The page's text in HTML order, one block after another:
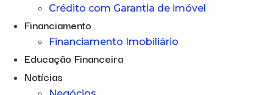
Crédito com Garantia de imóvel
Financiamento
Financiamento Imobiliário
Educação Financeira
Notícias